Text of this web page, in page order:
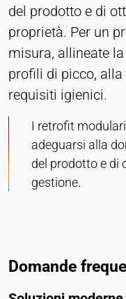
del prodotto e di
proprietà. Per un
misura, allineate
profili di picco,
requisiti igienici.
I retrofit
adeguarsi alla
del prodotto e di
gestione.
Domande